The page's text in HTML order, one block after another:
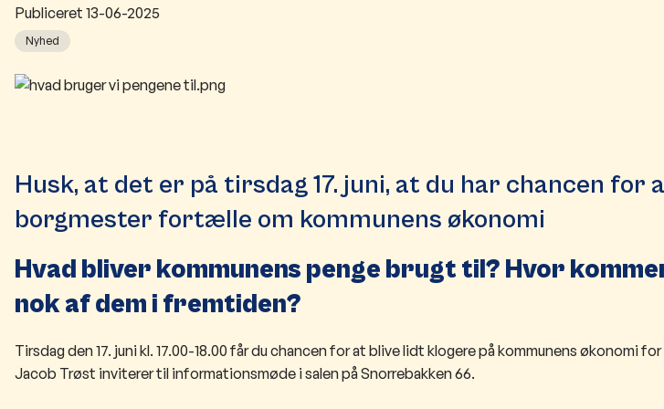
Publiceret 13-06-2025
Nyhed
Husk, at det er på tirsdag 17. juni, at du har chancen for
borgmester fortælle om kommunens økonomi
Hvad bliver kommunens penge brugt til? Hvor
nok af dem i fremtiden?
Tirsdag den 17. juni kl. 17.00-18.00 får du chancen for at blive lidt klogere på kommunens økonomi
Jacob Trøst inviterer til informationsmøde i salen på Snorrebakken 66.